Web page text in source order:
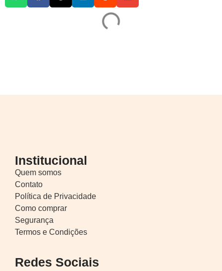
Institucional
Quem somos
Contato
Política de Privacidade
Como comprar
Segurança
Termos e Condições
Redes Sociais